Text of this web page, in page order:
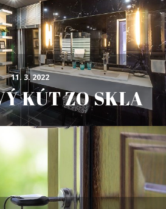
11. 3. 2022
KÚT ZO SKLA